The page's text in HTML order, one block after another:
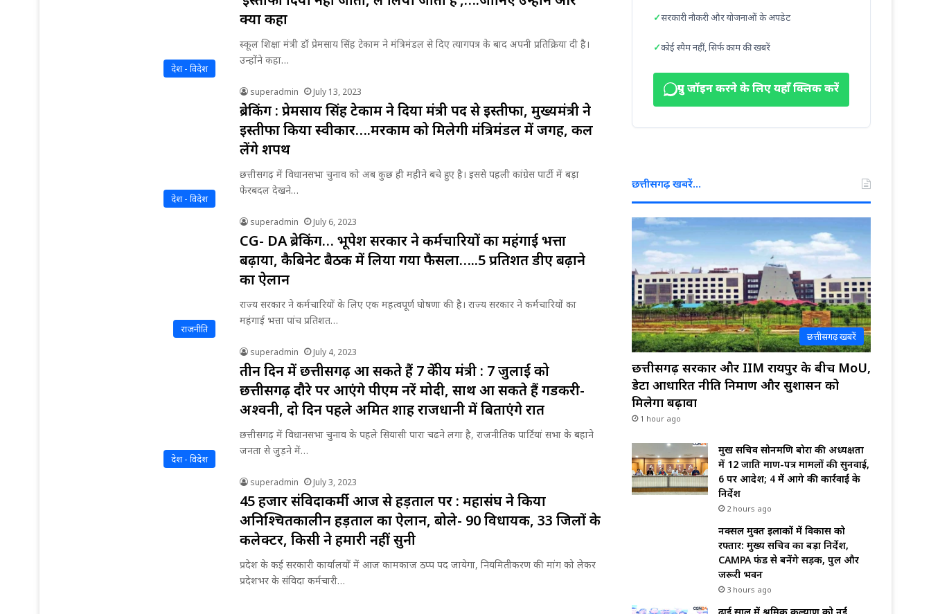
क्या कहा
स्कूल शिक्षा मंत्री डॉ प्रेमसाय सिंह टेकाम ने मंत्रिमंडल से दिए त्यागपत्र के बाद अपनी प्रतिक्रिया दी है।
उन्होंने कहा…
देश - विदेश
superadmin July 13, 2023
ब्रेकिंग : प्रेमसाय सिंह टेकाम ने दिया मंत्री पद से इस्तीफा, मुख्यमंत्री ने
इस्तीफा किया स्वीकार….मरकाम को मिलेगी मंत्रिमंडल में जगह, कल
लेंगे शपथ
छत्तीसगढ़ में विधानसभा चुनाव को अब कुछ ही महीने बचे हुए है। इससे पहली कांग्रेस पार्टी में बड़ा
फेरबदल देखने…
देश - विदेश
superadmin July 6, 2023
CG- DA ब्रेकिंग… भूपेश सरकार ने कर्मचारियों का महंगाई भत्ता
बढ़ाया, कैबिनेट बैठक में लिया गया फैसला…..5 प्रतिशत डीए बढ़ाने
का ऐलान
राज्य सरकार ने कर्मचारियों के लिए एक महत्वपूर्ण घोषणा की है। राज्य सरकार ने कर्मचारियों का
महंगाई भत्ता पांच प्रतिशत…
राजनीति
superadmin July 4, 2023
तीन दिन में छत्तीसगढ़ आ सकते हैं 7 केंद्रीय मंत्री : 7 जुलाई को
छत्तीसगढ़ दौरे पर आएंगे पीएम नरेंद्र मोदी, साथ आ सकते हैं गडकरी-
अश्वनी, दो दिन पहले अमित शाह राजधानी में बिताएंगे रात
छत्तीसगढ़ में विधानसभा चुनाव के पहले सियासी पारा चढने लगा है, राजनीतिक पार्टियां सभा के बहाने
जनता से जुड़ने में…
देश - विदेश
superadmin July 3, 2023
45 हजार संविदाकर्मी आज से हड़ताल पर : महासंघ ने किया
अनिश्चितकालीन हड़ताल का ऐलान, बोले- 90 विधायक, 33 जिलों के
कलेक्टर, किसी ने हमारी नहीं सुनी
प्रदेश के कई सरकारी कार्यालयों में आज कामकाज ठप्प पद जायेगा, नियमितीकरण की मांग को लेकर
प्रदेशभर के संविदा कर्मचारी…
सरकारी नौकरी और योजनाओं के अपडेट
कोई स्पैम नहीं, सिर्फ काम की खबरें
ग्रुप जॉइन करने के लिए यहाँ क्लिक करें
छत्तीसगढ़ खबरें…
छत्तीसगढ़ खबरें
छत्तीसगढ़ सरकार और IIM रायपुर के बीच MoU,
डेटा आधारित नीति निर्माण और सुशासन को
मिलेगा बढ़ावा
1 hour ago
प्रमुख सचिव सोनमणि बोरा की अध्यक्षता
में 12 जाति प्रमाण-पत्र मामलों की सुनवाई,
6 पर आदेश; 4 में आगे की कार्रवाई के
निर्देश
2 hours ago
नक्सल मुक्त इलाकों में विकास को
रफ्तार: मुख्य सचिव का बड़ा निर्देश,
CAMPA फंड से बनेंगे सड़क, पुल और
जरूरी भवन
3 hours ago
ढाई साल में श्रमिक कल्याण को नई